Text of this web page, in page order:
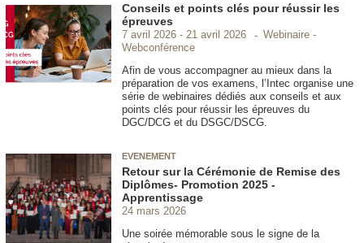
Conseils et points clés pour réussir les
épreuves
7 avril 2026 21 avril 2026
Webinaire -
Webconférence
Afin de vous accompagner au mieux dans la
préparation de vos examens, l’Intec organise une
série de webinaires dédiés aux conseils et aux
points clés pour réussir les épreuves du
DGC/DCG et du DSGC/DSCG.
EVENEMENT
Retour sur la Cérémonie de Remise des
Diplômes- Promotion 2025 -
Apprentissage
24 mars 2026
Une soirée mémorable sous le signe de la